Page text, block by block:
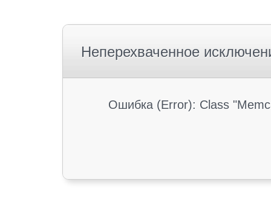
Неперехваченное
Ошибка (Error): Class